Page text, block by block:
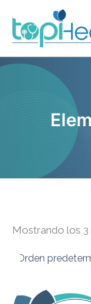
contenido
Mostrando los